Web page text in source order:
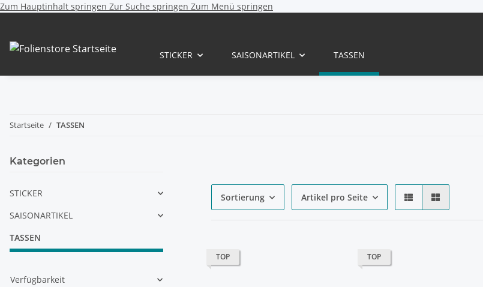
Zum Hauptinhalt springen Zur Suche springen Zum Menü springen
STICKER SAISONARTIKEL TASSEN
Startseite TASSEN
Sortierung Artikel pro Seite
TOP TOP
Kategorien
STICKER
SAISONARTIKEL
TASSEN
Verfügbarkeit